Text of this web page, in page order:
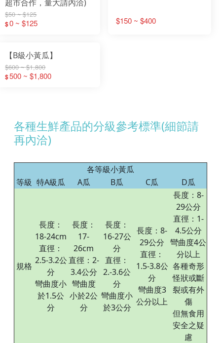
超市合作，量大請內洽)
$50 ~ $125
$0 ~ $125 $150 ~ $400
【B級小黃瓜】
$600 ~ $1,800
$500 ~ $1,800
各種生鮮產品的分級參考標準(細節請
再內洽)
各等級小黃瓜
等級 特A級瓜 A瓜 B瓜 C瓜 D瓜
規格
長度：
18-24cm
直徑：
2.5-3.2公
分
彎曲度小
於1.5公
分
長度：
17-
26cm
直徑：2-
3.4公分
彎曲度
小於2公
分
長度：
16-27公
分
直徑：
2.-3.6公
分
彎曲度小
於3公分
長度：8-
29公分
直徑：
1.5-3.8公
分
彎曲度3
公分以上
長度：8-
29公分
直徑：1-
4.5公分
彎曲度4公
分以上
各種奇形
怪狀或斷
裂或有外
傷
但無食用
安全之疑
慮